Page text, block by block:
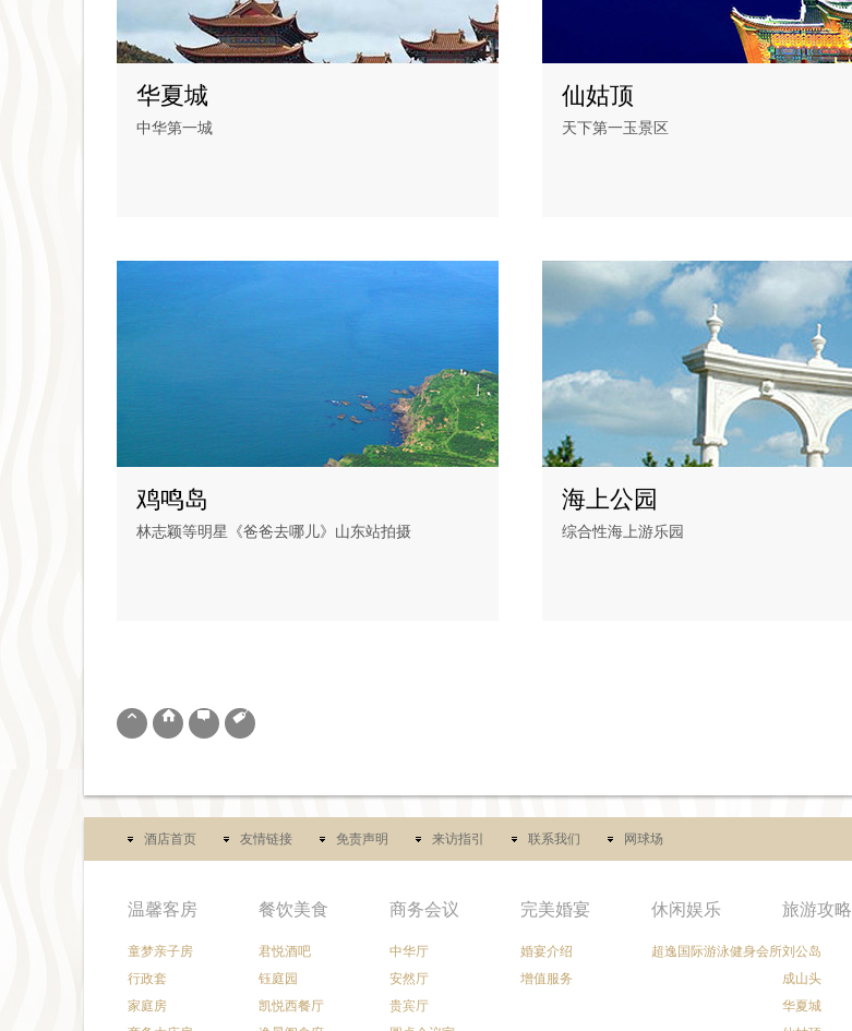
华夏城
中华第一城
仙姑顶
天下第一玉景区
鸡鸣岛
林志颖等明星《爸爸去哪儿》山东站拍摄
海上公园
综合性海上游乐园
 ⌂  
酒店首页 友情链接 免责声明 来访指引 联系我们 网球场
温馨客房 餐饮美食 商务会议 完美婚宴 休闲娱乐 旅游攻略
童梦亲子房
行政套
家庭房
君悦酒吧
钰庭园
凯悦西餐厅
中华厅
安然厅
贵宾厅
婚宴介绍
增值服务
超逸国际游泳健身会所刘公岛
成山头
华夏城